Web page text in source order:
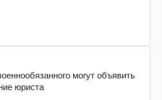
могут объявить
юриста